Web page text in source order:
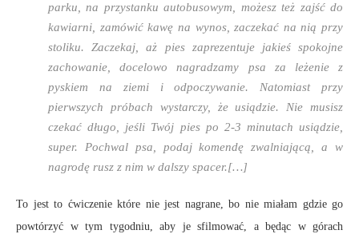
parku, na przystanku autobusowym, możesz też zajść do
kawiarni, zamówić kawę na wynos, zaczekać na nią przy
stoliku. Zaczekaj, aż pies zaprezentuje jakieś spokojne
zachowanie, docelowo nagradzamy psa za leżenie z
pyskiem na ziemi i odpoczywanie. Natomiast przy
pierwszych próbach wystarczy, że usiądzie. Nie musisz
czekać długo, jeśli Twój pies po 2-3 minutach usiądzie,
super. Pochwal psa, podaj komendę zwalniającą, a w
nagrodę rusz z nim w dalszy spacer.[…]
To jest to ćwiczenie które nie jest nagrane, bo nie miałam gdzie go
powtórzyć w tym tygodniu, aby je sfilmować, a będąc w górach